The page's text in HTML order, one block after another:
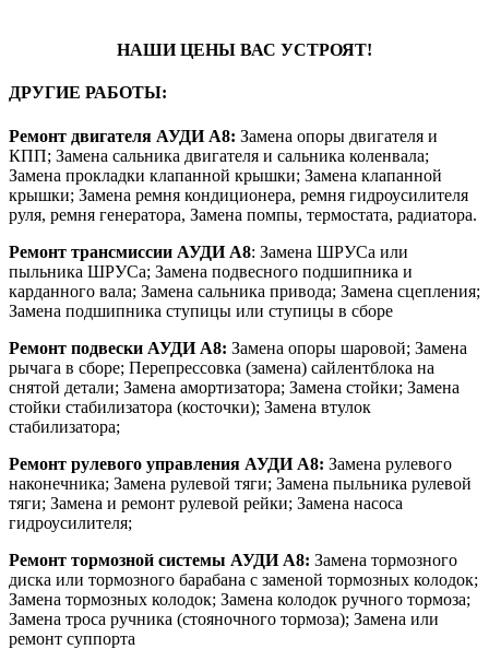
НАШИ ЦЕНЫ ВАС УСТРОЯТ!
ДРУГИЕ РАБОТЫ:
Ремонт двигателя АУДИ А8: Замена опоры двигателя и
КПП; Замена сальника двигателя и сальника коленвала;
Замена прокладки клапанной крышки; Замена клапанной
крышки; Замена ремня кондиционера, ремня гидроусилителя
руля, ремня генератора, Замена помпы, термостата, радиатора.
Ремонт трансмиссии АУДИ А8: Замена ШРУСа или
пыльника ШРУСа; Замена подвесного подшипника и
карданного вала; Замена сальника привода; Замена сцепления;
Замена подшипника ступицы или ступицы в сборе
Ремонт подвески АУДИ А8: Замена опоры шаровой; Замена
рычага в сборе; Перепрессовка (замена) сайлентблока на
снятой детали; Замена амортизатора; Замена стойки; Замена
стойки стабилизатора (косточки); Замена втулок
стабилизатора;
Ремонт рулевого управления АУДИ А8: Замена рулевого
наконечника; Замена рулевой тяги; Замена пыльника рулевой
тяги; Замена и ремонт рулевой рейки; Замена насоса
гидроусилителя;
Ремонт тормозной системы АУДИ А8: Замена тормозного
диска или тормозного барабана с заменой тормозных колодок;
Замена тормозных колодок; Замена колодок ручного тормоза;
Замена троса ручника (стояночного тормоза); Замена или
ремонт суппорта